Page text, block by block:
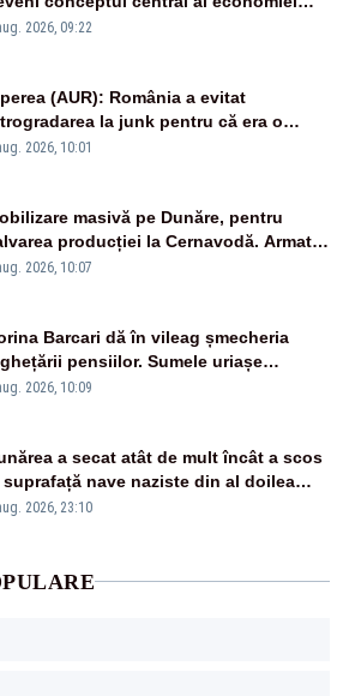
2026, 09:22
(AUR): România a evitat
la junk pentru că era o
pentru bănci și fondurile de
2026, 10:01
masivă pe Dunăre, pentru
producției la Cernavodă. Armata
detona o stâncă și va devia apa
2026, 10:07
Barcari dă în vileag șmecheria
pensiilor. Sumele uriașe
de fiecare român
2026, 10:09
a secat atât de mult încât a scos
suprafață nave naziste din al doilea
mondial
2026, 23:10